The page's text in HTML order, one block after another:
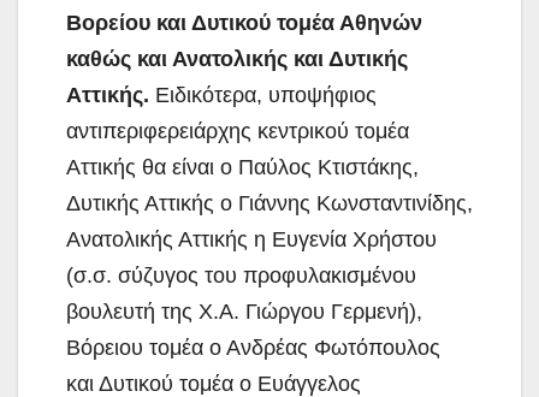
Βορείου και Δυτικού τομέα Αθηνών
καθώς και Ανατολικής και Δυτικής
Αττικής. Ειδικότερα, υποψήφιος
αντιπεριφερειάρχης κεντρικού τομέα
Αττικής θα είναι ο Παύλος Κτιστάκης,
Δυτικής Αττικής ο Γιάννης Κωνσταντινίδης,
Ανατολικής Αττικής η Ευγενία Χρήστου
(σ.σ. σύζυγος του προφυλακισμένου
βουλευτή της Χ.Α. Γιώργου Γερμενή),
Βόρειου τομέα ο Ανδρέας Φωτόπουλος
και Δυτικού τομέα ο Ευάγγελος